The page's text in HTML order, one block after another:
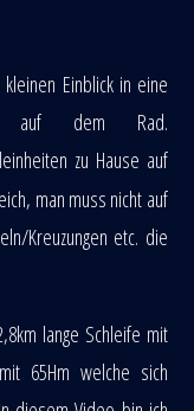
Einblick in eine
auf dem Rad.
zu Hause auf
man muss nicht auf
Kreuzungen etc. die
lange Schleife mit
65Hm welche sich